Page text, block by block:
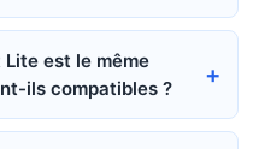
Lite est le même
ils compatibles ?